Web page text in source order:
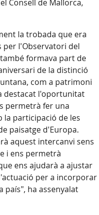
Consell de Mallorca,
la trobada que era
per l'Observatori del
formava part de
de la distinció
com a patrimoni
destacat l'oportunitat
permetrà fer una
participació de les
paisatge d'Europa.
aquest intercanvi sens
i ens permetrà
ens ajudarà a ajustar
per a incorporar
país", ha assenyalat